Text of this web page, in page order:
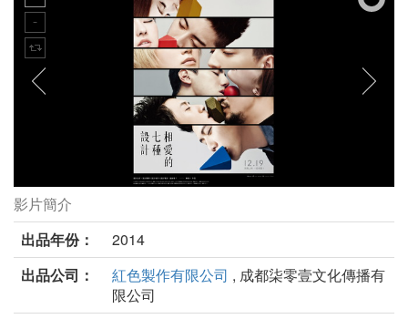
相愛的七種設計劇照
影片簡介
出品年份：
2014
出品公司：
紅色製作有限公司 , 成都柒零壹文化傳播有
限公司